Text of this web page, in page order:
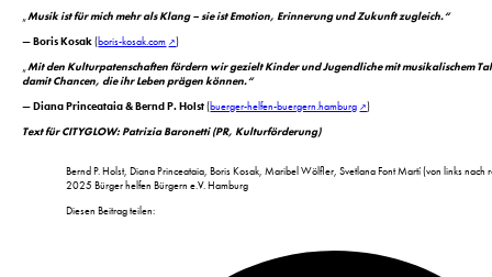
„Musik ist für mich mehr als Klang – sie ist Emotion, Erinnerung und Zukunft zugleich.“
—Boris Kosak(boris-kosak.com
)
„Mit den Kulturpatenschaften fördern wir gezielt Kinder und Jugendliche mit musikalischem
damit Chancen, die ihr Leben prägen können.“
—Diana Princeataia & Bernd P. Holst(buerger-helfen-buergern.hamburg
)
Text für CITYGLOW: Patrizia Baronetti (PR, Kulturförderung)
Bernd P. Holst, Diana Princeataia, Boris Kosak, Maribel Wölfler, Svetlana Font Martí (von links nach
2025 Bürger helfen Bürgern e.V. Hamburg